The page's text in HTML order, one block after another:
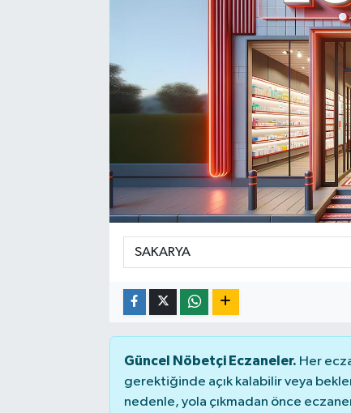
Güncel Nöbetçi Eczaneler. Her
gerektiğinde açık kalabilir veya
nedenle, yola çıkmadan önce
ŞİRKET PANO